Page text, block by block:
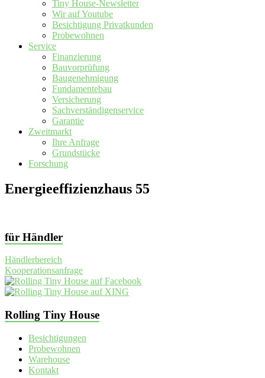
Tiny House-Newsletter
Wir auf Youtube
Besichtigung Privatkunden
Probewohnen
Service
Finanzierung
Bauvorprüfung
Baugenehmigung
Fundamentebau
Versicherung
Sachverständigenservice
Garantie
Zweitmarkt
Ihre Anfrage
Grundstücke
Forschung
Energieeffizienzhaus 55
für Händler
Händlerbereich
Kooperationsanfrage
Rolling Tiny House
Besichtigungen
Probewohnen
Warehouse
Kontakt